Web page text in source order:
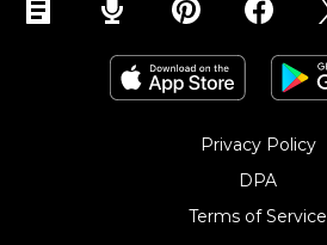
Privacy Policy
DPA
Terms of Service